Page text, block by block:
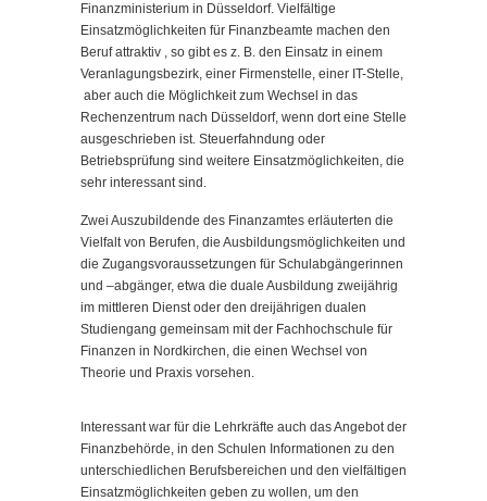
Finanzministerium in Düsseldorf. Vielfältige
Einsatzmöglichkeiten für Finanzbeamte machen den
Beruf attraktiv , so gibt es z. B. den Einsatz in einem
Veranlagungsbezirk, einer Firmenstelle, einer IT-Stelle,
aber auch die Möglichkeit zum Wechsel in das
Rechenzentrum nach Düsseldorf, wenn dort eine Stelle
ausgeschrieben ist. Steuerfahndung oder
Betriebsprüfung sind weitere Einsatzmöglichkeiten, die
sehr interessant sind.
Zwei Auszubildende des Finanzamtes erläuterten die
Vielfalt von Berufen, die Ausbildungsmöglichkeiten und
die Zugangsvoraussetzungen für Schulabgängerinnen
und –abgänger, etwa die duale Ausbildung zweijährig
im mittleren Dienst oder den dreijährigen dualen
Studiengang gemeinsam mit der Fachhochschule für
Finanzen in Nordkirchen, die einen Wechsel von
Theorie und Praxis vorsehen.
Interessant war für die Lehrkräfte auch das Angebot der
Finanzbehörde, in den Schulen Informationen zu den
unterschiedlichen Berufsbereichen und den vielfältigen
Einsatzmöglichkeiten geben zu wollen, um den